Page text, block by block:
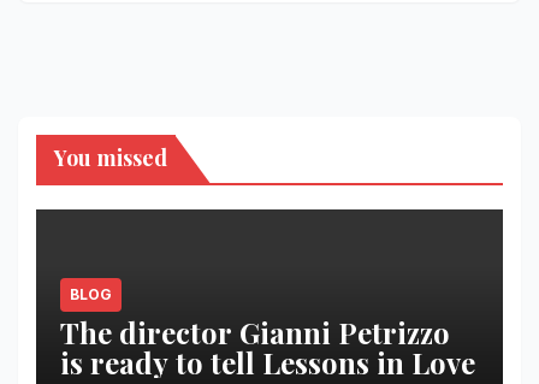
You missed
BLOG
The director Gianni Petrizzo
is ready to tell Lessons in Love